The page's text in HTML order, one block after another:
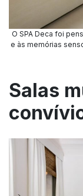
O SPA Deca foi
e às memórias
Salas